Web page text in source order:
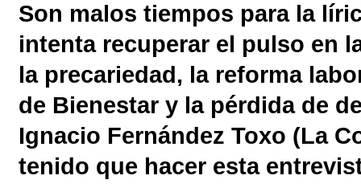
Son malos tiempos para la
intenta recuperar el pulso en
la precariedad, la reforma
de Bienestar y la pérdida de
Ignacio Fernández Toxo (La
tenido que hacer esta